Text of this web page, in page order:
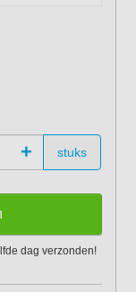
+ stuks
dag verzonden!